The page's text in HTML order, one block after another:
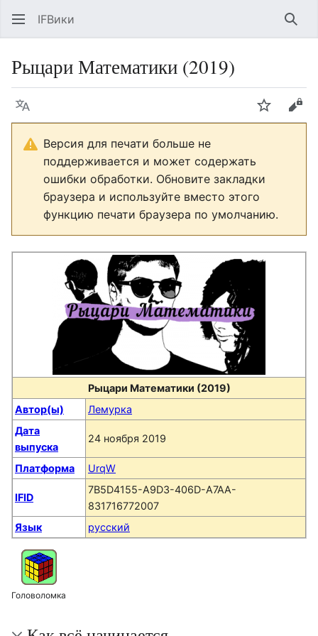
IFВики
Рыцари Математики (2019)
Язык Следить
Версия для печати больше не
поддерживается и может содержать
ошибки обработки. Обновите закладки
браузера и используйте вместо этого
функцию печати браузера по умолчанию.
Рыцари Математики (2019)
Автор(ы)
Лемурка
Дата
выпуска
24 ноября 2019
Платформа UrqW
IFID
7B5D4155-A9D3-406D-A7AA-
831716772007
Язык
русский
Головоломка